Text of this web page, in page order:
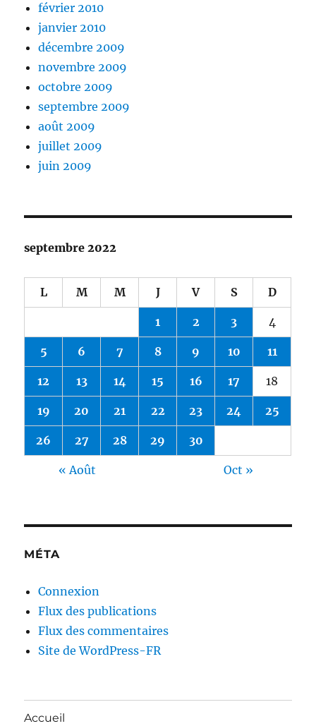
février 2010
janvier 2010
décembre 2009
novembre 2009
octobre 2009
septembre 2009
août 2009
juillet 2009
juin 2009
septembre 2022
L M M J V S D
1 2 3 4
5 6 7 8 9 10 11
12 13 14 15 16 17 18
19 20 21 22 23 24 25
26 27 28 29 30
« Août Oct »
MÉTA
Connexion
Flux des publications
Flux des commentaires
Site de WordPress-FR
Accueil